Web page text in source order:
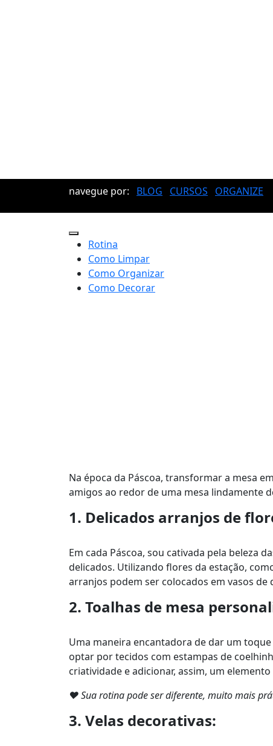
navegue por: BLOG CURSOS ORGANIZE
Rotina
Como Limpar
Como Organizar
Como Decorar
Na época da Páscoa, transformar a mesa
amigos ao redor de uma mesa lindamente
1. Delicados arranjos de
Em cada Páscoa, sou cativada pela beleza
delicados. Utilizando flores da estação,
arranjos podem ser colocados em vasos
2. Toalhas de mesa
Uma maneira encantadora de dar um
optar por tecidos com estampas de
criatividade e adicionar, assim, um
❤ Sua rotina pode ser diferente, muito mais
3. Velas decorativas: